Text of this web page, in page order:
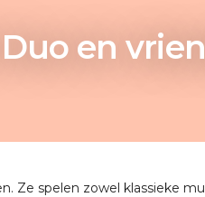
en
Ze spelen zowel klassieke